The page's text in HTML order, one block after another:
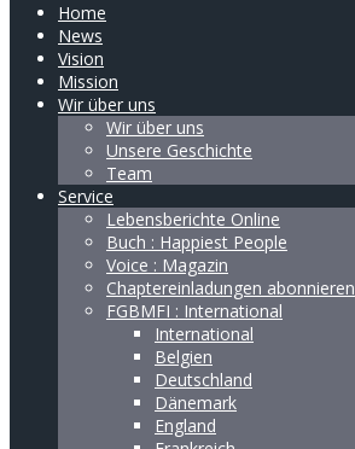
Home
News
Vision
Mission
Wir über uns
Wir über uns
Unsere Geschichte
Team
Service
Lebensberichte Online
Buch : Happiest People
Voice : Magazin
Chaptereinladungen abonnieren
FGBMFI : International
International
Belgien
Deutschland
Dänemark
England